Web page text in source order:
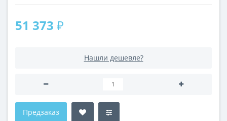
51 373 ₽
Нашли дешевле?
Предзаказ